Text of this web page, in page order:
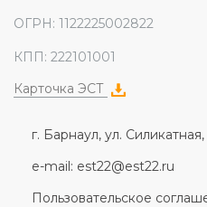
ОГРН: 1122225002822
КПП: 222101001
Карточка ЭСТ
г. Барнаул, ул.
e-mail: est22@est22.ru
Пользовательское